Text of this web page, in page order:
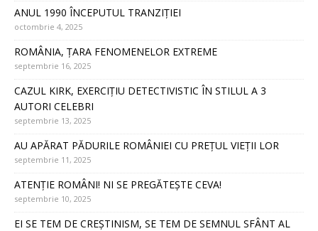
ANUL 1990 ÎNCEPUTUL TRANZIȚIEI
octombrie 4, 2025
ROMÂNIA, ȚARA FENOMENELOR EXTREME
septembrie 16, 2025
CAZUL KIRK, EXERCIȚIU DETECTIVISTIC ÎN STILUL A 3
AUTORI CELEBRI
septembrie 13, 2025
AU APĂRAT PĂDURILE ROMÂNIEI CU PREȚUL VIEȚII LOR
septembrie 11, 2025
ATENȚIE ROMÂNI! NI SE PREGĂTEȘTE CEVA!
septembrie 10, 2025
EI SE TEM DE CREȘTINISM, SE TEM DE SEMNUL SFÂNT AL